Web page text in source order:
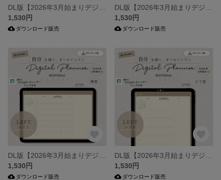
1,530円
ダウンロード販売
1,530円
ダウンロード販売
1,530円
ダウンロード販売
1,530円
ダウンロード販売